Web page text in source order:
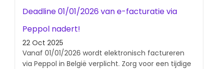
Deadline 01/01/2026 van e-facturatie via
Peppol nadert!
22 Oct 2025
Vanaf 01/01/2026 wordt elektronisch factureren
via Peppol in België verplicht. Zorg voor een tijdige